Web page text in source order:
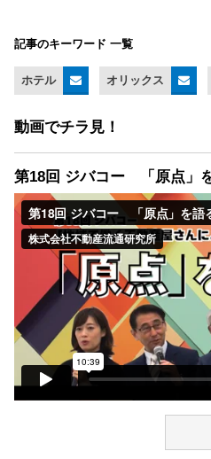
記事のキーワード 一覧
ホテル オリックス
動画でチラ見！
第18回 ジバコー 「原点」